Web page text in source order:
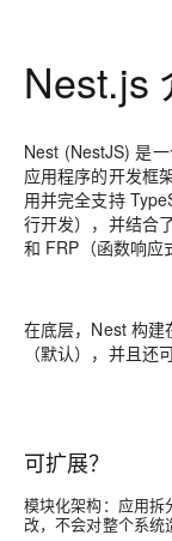
Nest.js
Nest (NestJS) 是
应用程序的开发框
用并完全支持
行开发），并结合
和 FRP（函数响应
在底层，Nest 构
（默认），并且
可扩展？
模块化架构：应用
改，不会对整个系统